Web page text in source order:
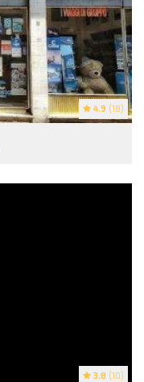
4.9 (18)
3.8 (10)